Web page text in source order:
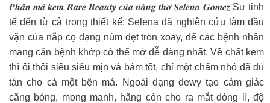
𝑷𝒉𝒂̂́𝒏 𝒎𝒂́ 𝒌𝒆𝒎 𝑹𝒂𝒓𝒆 𝑩𝒆𝒂𝒖𝒕𝒚 𝒄𝒖̉𝒂 𝒏𝒂̀𝒏𝒈 𝒕𝒉𝒐̛ 𝑺𝒆𝒍𝒆𝒏𝒂 𝑮𝒐𝒎𝒆𝒛 Sự tinh
tế đến từ cả trong thiết kế: Selena đã nghiên cứu làm đầu
vặn của nắp cọ dạng núm dẹt tròn xoay, để các bệnh nhân
mang căn bệnh khớp có thể mở dễ dàng nhất. Về chất kem
thì ôi thôi siêu siêu mịn và bám tốt, chỉ một chấm nhỏ đã đủ
tán cho cả một bên má. Ngoài dạng dewy tạo cảm giác
căng bóng, mong manh, hãng còn cho ra mắt dòng lì, độ